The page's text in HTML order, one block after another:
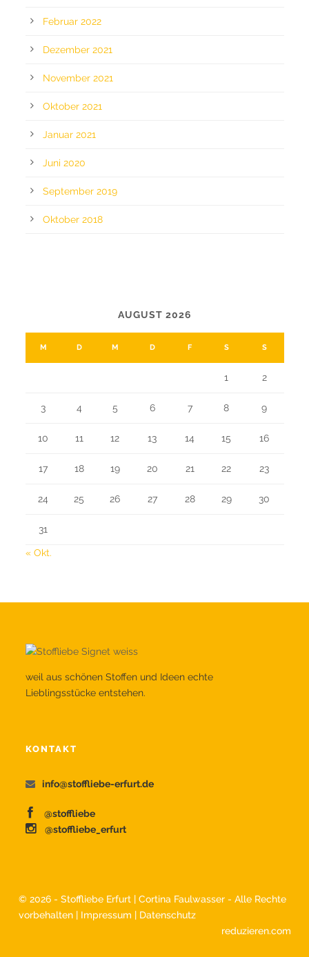
Februar 2022
Dezember 2021
November 2021
Oktober 2021
Januar 2021
Juni 2020
September 2019
Oktober 2018
AUGUST 2026
M D M D F S S
1 2
3 4 5 6 7 8 9
10 11 12 13 14 15 16
17 18 19 20 21 22 23
24 25 26 27 28 29 30
31
« Okt.
weil aus schönen Stoffen und Ideen echte
Lieblingsstücke entstehen.
KONTAKT
info@stoffliebe-erfurt.de
@stoffliebe
@stoffliebe_erfurt
© 2026 - Stoffliebe Erfurt | Cortina Faulwasser - Alle Rechte
vorbehalten | Impressum | Datenschutz
reduzieren.com